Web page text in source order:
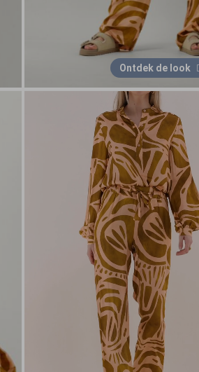
Ontdek de look